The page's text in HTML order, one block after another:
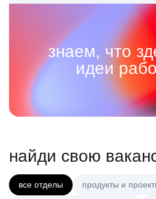
знаем, что
идеи
найди свою
все отделы продукты и